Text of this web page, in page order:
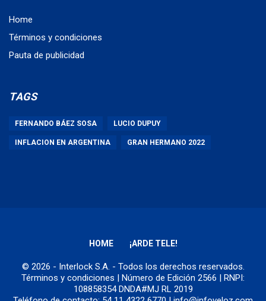
Home
Términos y condiciones
Pauta de publicidad
TAGS
FERNANDO BÁEZ SOSA LUCIO DUPUY
INFLACION EN ARGENTINA GRAN HERMANO 2022
HOME ¡ARDE TELE!
© 2026 - Interlock S.A. - Todos los derechos reservados.
Términos y condiciones | Número de Edición 2566 | RNPI:
108858354 DNDA#MJ RL 2019